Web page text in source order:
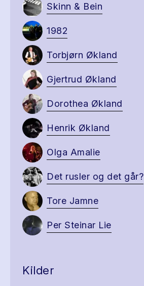
Skinn & Bein
1982
Torbjørn Økland
Gjertrud Økland
Dorothea Økland
Henrik Økland
Olga Amalie
Det rusler og det går?
Tore Jamne
Per Steinar Lie
Kilder